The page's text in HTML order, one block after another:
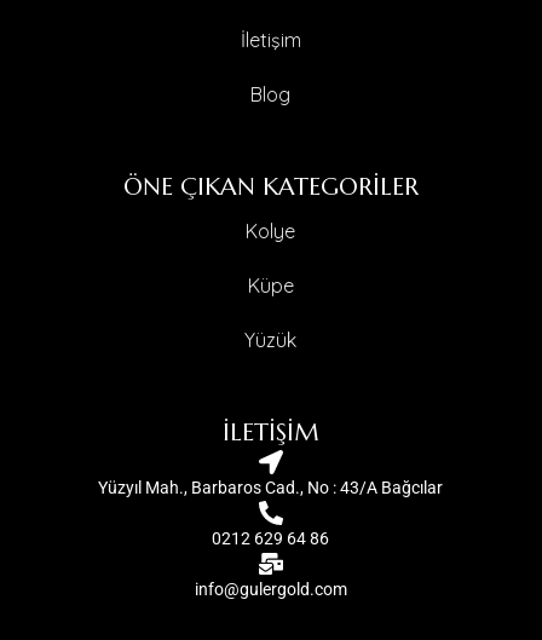
İletişim
Blog
ÖNE ÇIKAN KATEGORİLER
Kolye
Küpe
Yüzük
İLETİŞİM
Yüzyıl Mah., Barbaros Cad., No : 43/A Bağcılar
0212 629 64 86
info@gulergold.com